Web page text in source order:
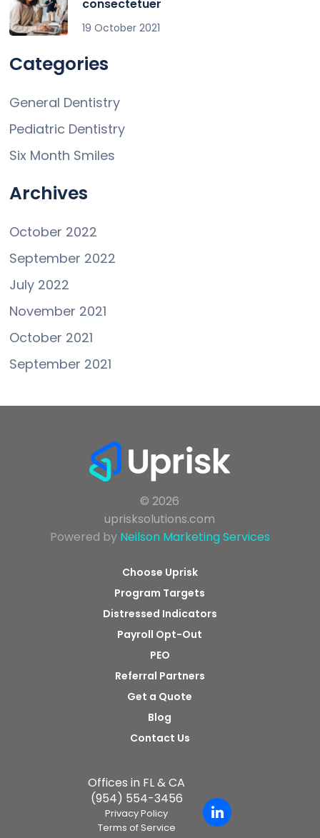
consectetuer
19 October 2021
Categories
General Dentistry
Pediatric Dentistry
Six Month Smiles
Archives
October 2022
September 2022
July 2022
November 2021
October 2021
September 2021
© 2026
uprisksolutions.com
Powered by Neilson Marketing Services
Offices in FL & CA
(954) 554-3456
Privacy Policy
Terms of Service
Choose Uprisk
Program Targets
Distressed Indicators
Payroll Opt-Out
PEO
Referral Partners
Get a Quote
Blog
Contact Us